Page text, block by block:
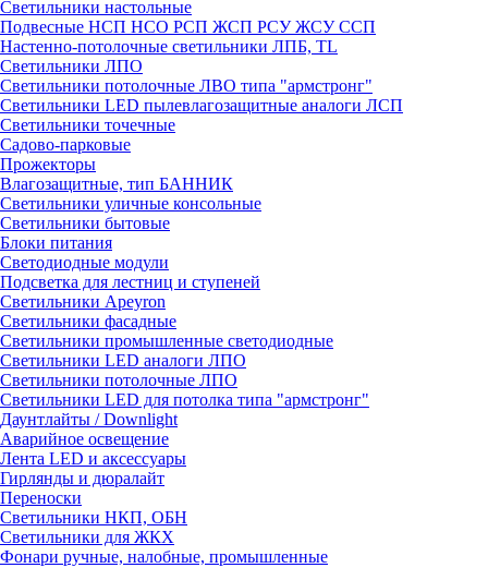
Светильники настольные
Подвесные НСП НСО РСП ЖСП РСУ ЖСУ ССП
Настенно-потолочные светильники ЛПБ, TL
Светильники ЛПО
Светильники потолочные ЛВО типа "армстронг"
Светильники LED пылевлагозащитные аналоги ЛСП
Светильники точечные
Садово-парковые
Прожекторы
Влагозащитные, тип БАННИК
Светильники уличные консольные
Светильники бытовые
Блоки питания
Светодиодные модули
Подсветка для лестниц и ступеней
Светильники Apeyron
Светильники фасадные
Светильники промышленные светодиодные
Светильники LED аналоги ЛПО
Светильники потолочные ЛПО
Светильники LED для потолка типа "армстронг"
Даунтлайты / Downlight
Аварийное освещение
Лента LED и аксессуары
Гирлянды и дюралайт
Переноски
Светильники НКП, ОБН
Светильники для ЖКХ
Фонари ручные, налобные, промышленные